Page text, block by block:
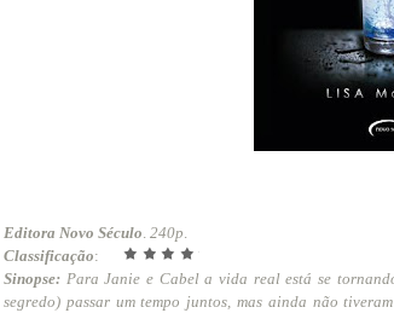
Editora Novo Século 240p
Classificação:
Sinopse: Para Janie e Cabel a vida real está se
segredo) passar um tempo juntos, mas ainda não